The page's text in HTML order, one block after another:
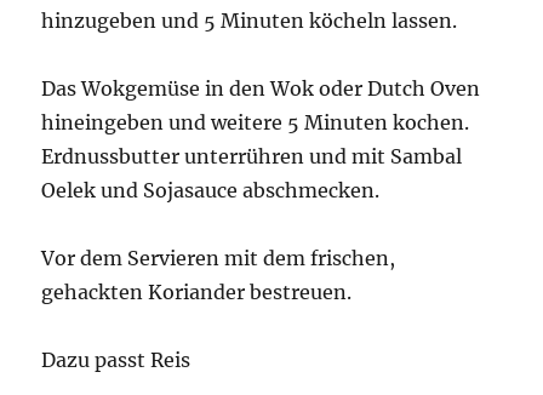
hinzugeben und 5 Minuten köcheln lassen.
Das Wokgemüse in den Wok oder Dutch Oven
hineingeben und weitere 5 Minuten kochen.
Erdnussbutter unterrühren und mit Sambal
Oelek und Sojasauce abschmecken.
Vor dem Servieren mit dem frischen,
gehackten Koriander bestreuen.
Dazu passt Reis